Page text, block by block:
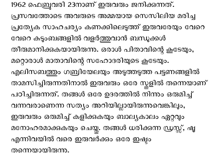
1962 ഫെബ്രുവരി 23നാണ് ഇരുവരും ജനിക്കുന്നത്.
പ്രസവത്തോടെ അവരുടെ അമ്മയായ സെസിലിയ മരിച്ച
പ്രത്യേക സാഹചര്യം കണക്കിലെടുത്ത് ഇരുവരേയും വേറെ
വേറെ കുടുംബങ്ങളില്‍ വളര്‍ത്തുവാന്‍ ബന്ധുക്കള്‍
തീരുമാനിക്കുകയായിരുന്നു. ഒരാള്‍ പിതാവിന്റെ കൂടേയും,
മറ്റൊരാള്‍ മാതാവിന്റെ സഹോദരിയുടെ കൂടേയും.
എലിസബത്തും ഗബ്രിയേലയും അടുത്തടുത്ത പട്ടണങ്ങളില്‍
താമസിച്ചിരുന്നതിനാല്‍ ഇരുവരും ഒരേ സ്കൂളില്‍ തന്നെയാണ്
പഠിച്ചിരുന്നത്. തങ്ങള്‍ ഒരേ ഉദരത്തില്‍ നിന്നും ഒരുമിച്ച്
വന്നവരാണെന്ന സത്യം അറിയില്ലായിരുന്നുവെങ്കിലും,
ഇരുവരും ഒരുമിച്ച് കളിക്കുകയും ബാല്യകാലം ഏറ്റവും
മനോഹരമാക്കുകയും ചെയ്തു. തങ്ങള്‍ ധരിക്കുന്ന ഡ്രസ്സ്‌, ഷൂ
എന്നിവയില്‍ വരെ ഇരുവര്‍ക്കും ഒരേ ഇഷ്ടം
തന്നെയായിരുന്നു.